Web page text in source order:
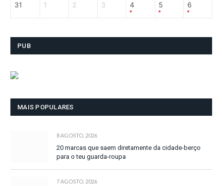
31 1 2 3 4 5 6
PUB
MAIS POPULARES
8 AGOSTO, 2026
20 marcas que saem diretamente da cidade-berço
para o teu guarda-roupa
7 AGOSTO, 2026